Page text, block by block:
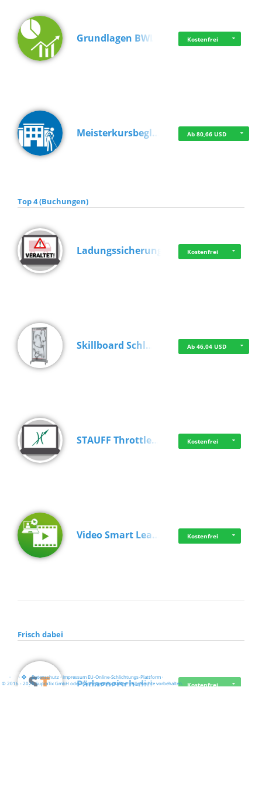
Grundlagen BWL Kostenfrei
Meisterkursbegl… Ab 80,66 USD
Top 4 (Buchungen)
Ladungssicherung Kostenfrei
Skillboard Schl… Ab 46,04 USD
STAUFF Throttle… Kostenfrei
Video Smart Lea… Kostenfrei
Frisch dabei
Pädagogisch-did… Kostenfrei
· · ·Datenschutz·Impressum EU-Online-Schlichtungs-Plattform·
© 2016 - 2026 SupraTix GmbH oder Partnergesellschaften - Alle Rechte vorbehalten.